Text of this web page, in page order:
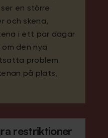
en större
och skena,
i ett par dagar
den nya
problem
på plats,
restriktioner